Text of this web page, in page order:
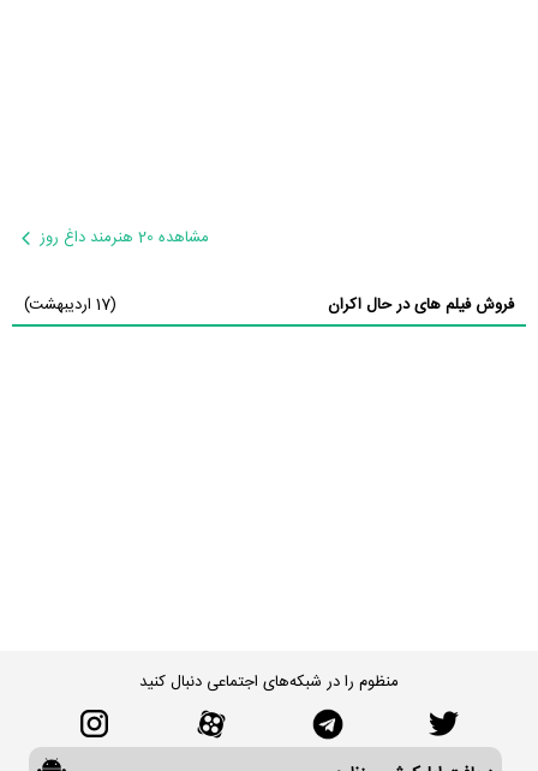
مشاهده 20 هنرمند داغ روز
فروش فیلم های در حال اکران (17 اردیبهشت)
منظوم را در شبکه‌های اجتماعی دنبال کنید